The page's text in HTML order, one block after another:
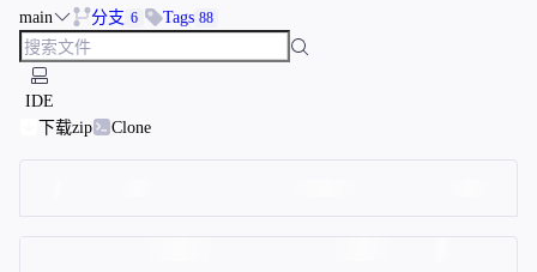
main 分支 6 Tags 88
IDE
下载zip
Clone